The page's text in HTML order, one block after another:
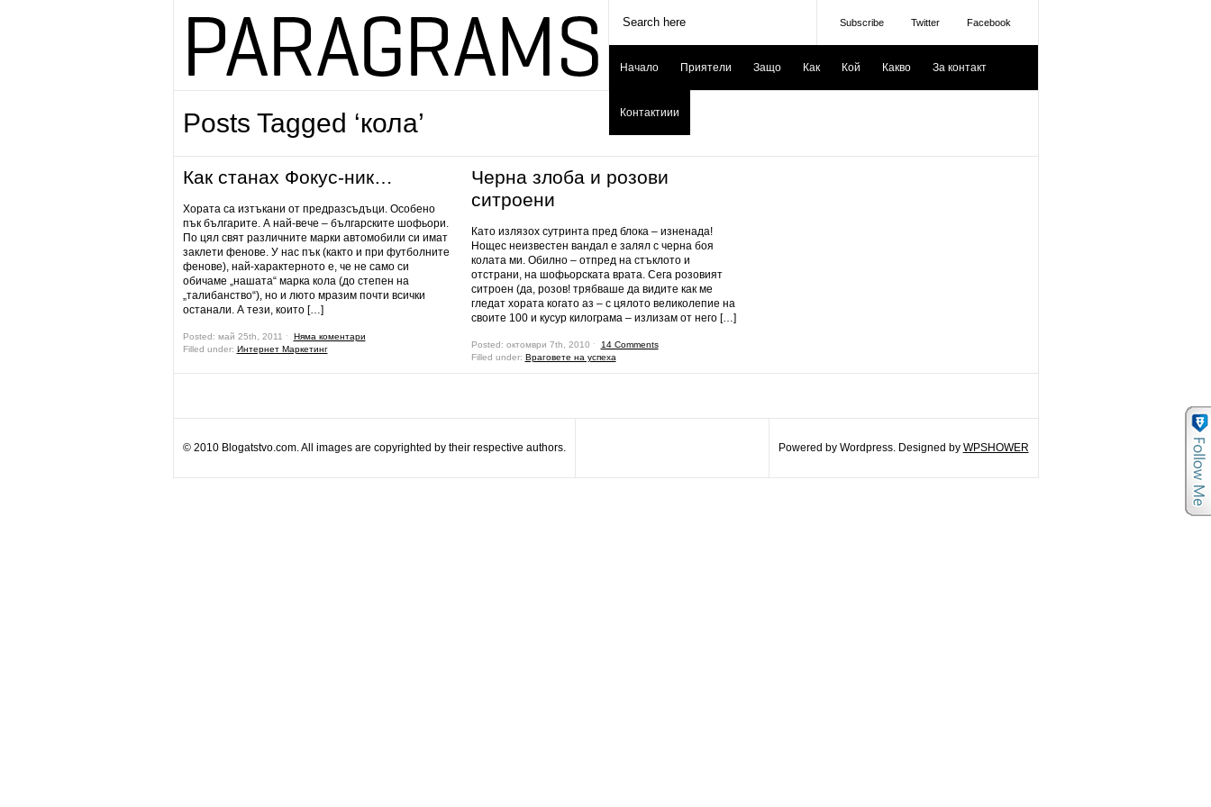
Subscribe Twitter Facebook
Начало Приятели Защо Как Кой Какво За контакт
Контактиии
Posts Tagged ‘кола’
Как станах Фокус-ник…
Хората са изтъкани от предразсъдъци. Особено
пък българите. А най-вече – българските шофьори.
По цял свят различните марки автомобили си имат
заклети фенове. У нас пък (както и при футболните
фенове), най-характерното е, че не само си
обичаме „нашата“ марка кола (до степен на
„талибанство“), но и люто мразим почти всички
останали. А тези, които […]
Posted: май 25th, 2011 ˑ Няма коментари
Filled under: Интернет Маркетинг
Черна злоба и розови
ситроени
Като излязох сутринта пред блока – изненада!
Нощес неизвестен вандал е залял с черна боя
колата ми. Обилно – отпред на стъклото и
отстрани, на шофьорската врата. Сега розовият
ситроен (да, розов! трябваше да видите как ме
гледат хората когато аз – с цялото великолепие на
своите 100 и кусур килограма – излизам от него […]
Posted: октомври 7th, 2010 ˑ
14 Comments
Filled under: Враговете на успеха
© 2010 Blogatstvo.com. All images are copyrighted by their respective authors. Powered by Wordpress. Designed by WPSHOWER